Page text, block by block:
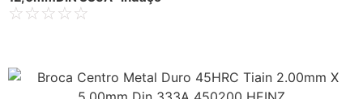
☆☆☆☆☆